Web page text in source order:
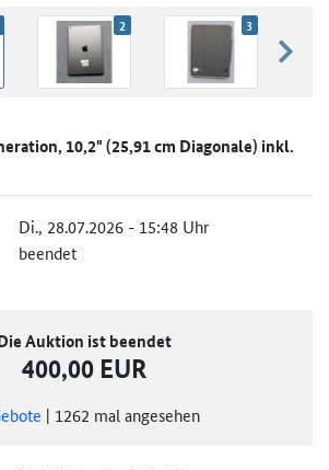
2 3
10,2" (25,91 cm Diagonale) inkl.
Di., 28.07.2026 - 15:48 Uhr
beendet
Auktion ist beendet
400,00 EUR
| 1262 mal angesehen